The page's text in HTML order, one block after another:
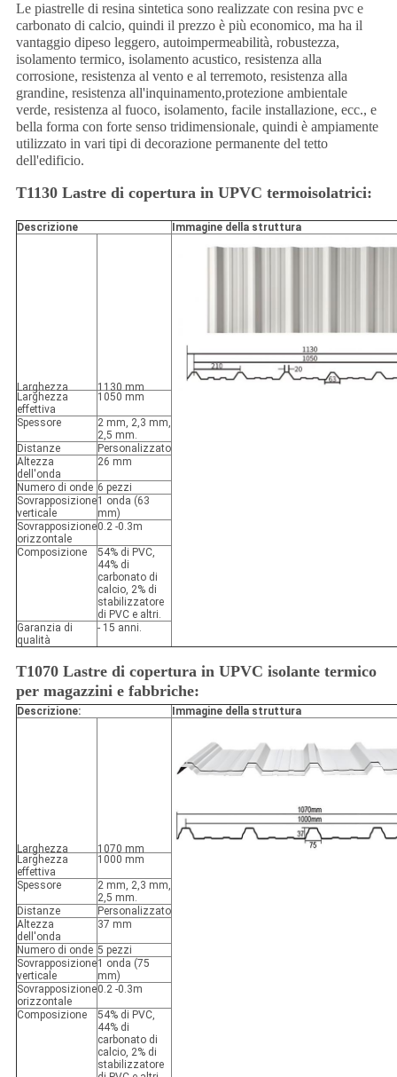
Le piastrelle di resina sintetica sono realizzate con resina pvc e
carbonato di calcio, quindi il prezzo è più economico, ma ha il
vantaggio dipeso leggero, autoimpermeabilità, robustezza,
isolamento termico, isolamento acustico, resistenza alla
corrosione, resistenza al vento e al terremoto, resistenza alla
grandine, resistenza all'inquinamento,protezione ambientale
verde, resistenza al fuoco, isolamento, facile installazione, ecc., e
bella forma con forte senso tridimensionale, quindi è ampiamente
utilizzato in vari tipi di decorazione permanente del tetto
dell'edificio.
T1130 Lastre di copertura in UPVC termoisolatrici:
Descrizione Immagine della struttura
Larghezza 1130 mm
Larghezza
effettiva
1050 mm
Spessore
2 mm, 2,3 mm,
2,5 mm.
Distanze
Personalizzato
Altezza
dell'onda
26 mm
Numero di onde 6 pezzi
Sovrapposizione
verticale
1 onda (63
mm)
Sovrapposizione
orizzontale
0.2 -0.3m
Composizione
54% di PVC,
44% di
carbonato di
calcio, 2% di
stabilizzatore
di PVC e altri.
Garanzia di
qualità
- 15 anni.
T1070 Lastre di copertura in UPVC isolante termico
per magazzini e fabbriche:
Descrizione: Immagine della struttura
Larghezza
1070 mm
Larghezza
effettiva
1000 mm
Spessore
2 mm, 2,3 mm,
2,5 mm.
Distanze
Personalizzato
Altezza
dell'onda
37 mm
Numero di onde 5 pezzi
Sovrapposizione
verticale
1 onda (75
mm)
Sovrapposizione
orizzontale
0.2 -0.3m
Composizione
54% di PVC,
44% di
carbonato di
calcio, 2% di
stabilizzatore